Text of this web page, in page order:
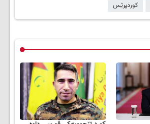
کوردپرێس